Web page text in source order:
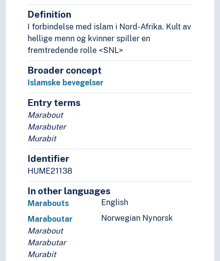
Definition
I forbindelse med islam i Nord-Afrika. Kult av
hellige menn og kvinner spiller en
fremtredende rolle <SNL>
Broader concept
Islamske bevegelser
Entry terms
Marabout
Marabuter
Murabit
Identifier
HUME21138
In other languages
English
Marabouts
Norwegian Nynorsk
Maraboutar
Marabout
Marabutar
Murabit